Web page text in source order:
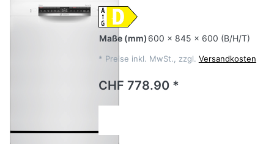
Maße (mm) 600 x 845 x 600 (B/H/T)
* Preise inkl. MwSt., zzgl. Versandkosten
CHF 778.90 *